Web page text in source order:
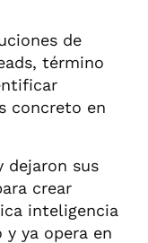
de
término
concreto en